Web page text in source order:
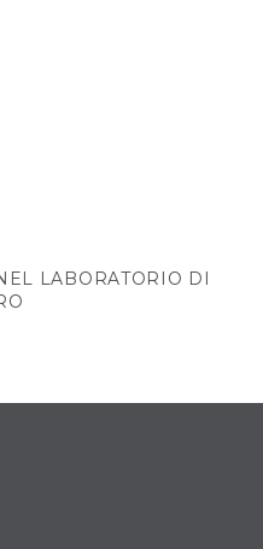
LABORATORIO DI